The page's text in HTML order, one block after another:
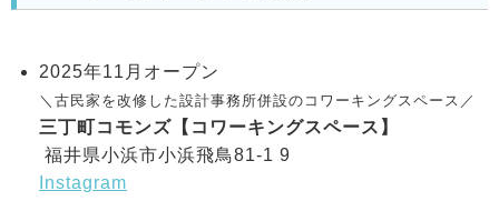
2025年11月オープン
＼古民家を改修した設計事務所併設のコワーキングスペース／
三丁町コモンズ【コワーキングスペース】
福井県小浜市小浜飛鳥81-1 9
Instagram